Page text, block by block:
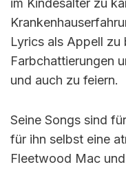
im Kindesalter zu
Lyrics als Appell zu
Farbchattierungen
und auch zu feiern.
Seine Songs sind
für ihn selbst eine
Fleetwood Mac